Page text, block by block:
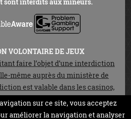
VOLONTAIRE DE JEUX
faire l’objet d’une interdiction
même auprès du ministère de
est valable dans les casinos,
les sites de jeux en ligne autorisés
476 du 12 mai 2010. Elle est
sur ce site, vous acceptez
améliorer la navigation et analyser